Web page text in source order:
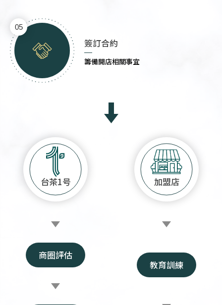
05
簽訂合約
籌備開店相關事宜
台茶1号 加盟店
商圈評估
教育訓練